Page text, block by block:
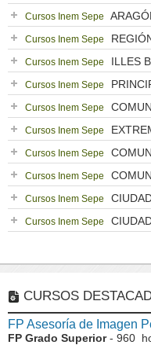
Cursos Inem Sepe
Cursos Inem Sepe
Cursos Inem Sepe ILLES
Cursos Inem Sepe
Cursos Inem Sepe
Cursos Inem Sepe
Cursos Inem Sepe
Cursos Inem Sepe
Cursos Inem Sepe
Cursos Inem Sepe
CURSOS
FP Asesoría de Imagen
FP Grado Superior- 960